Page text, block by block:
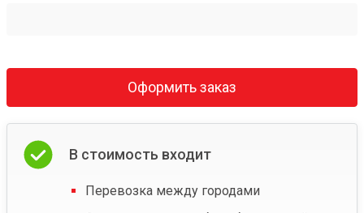
Оформить заказ
В стоимость входит
Перевозка между городами